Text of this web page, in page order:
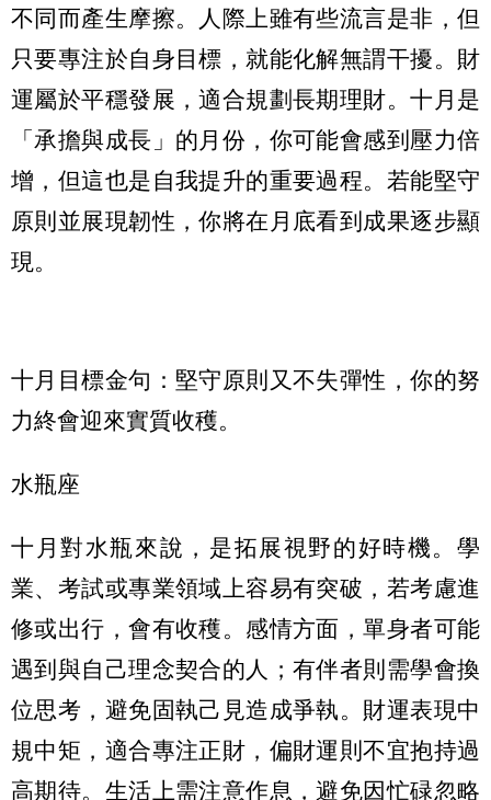
不同而產生摩擦。人際上雖有些流言是非，但
只要專注於自身目標，就能化解無謂干擾。財
運屬於平穩發展，適合規劃長期理財。十月是
「承擔與成長」的月份，你可能會感到壓力倍
增，但這也是自我提升的重要過程。若能堅守
原則並展現韌性，你將在月底看到成果逐步顯
現。
十月目標金句：堅守原則又不失彈性，你的努
力終會迎來實質收穫。
水瓶座
十月對水瓶來說，是拓展視野的好時機。學
業、考試或專業領域上容易有突破，若考慮進
修或出行，會有收穫。感情方面，單身者可能
遇到與自己理念契合的人；有伴者則需學會換
位思考，避免固執己見造成爭執。財運表現中
規中矩，適合專注正財，偏財運則不宜抱持過
高期待。生活上需注意作息，避免因忙碌忽略